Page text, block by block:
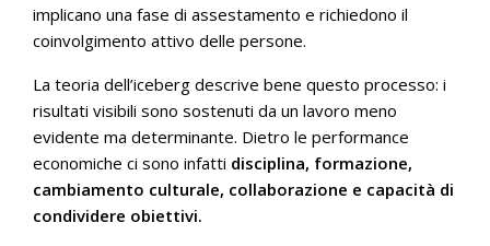
implicano una fase di assestamento e richiedono il
coinvolgimento attivo delle persone.
La teoria dell’iceberg descrive bene questo processo: i
risultati visibili sono sostenuti da un lavoro meno
evidente ma determinante. Dietro le performance
economiche ci sono infatti disciplina, formazione,
cambiamento culturale, collaborazione e capacità di
condividere obiettivi.